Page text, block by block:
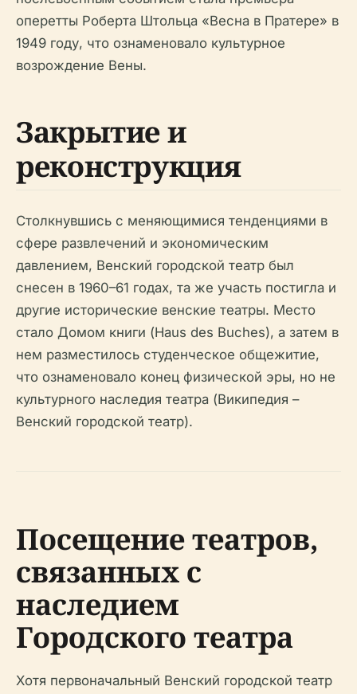
оперетты Роберта Штольца «Весна в Пратере» в
1949 году, что ознаменовало культурное
возрождение Вены.
Закрытие и
реконструкция
Столкнувшись с меняющимися тенденциями в
сфере развлечений и экономическим
давлением, Венский городской театр был
снесен в 1960–61 годах, та же участь постигла и
другие исторические венские театры. Место
стало Домом книги (Haus des Buches), а затем в
нем разместилось студенческое общежитие,
что ознаменовало конец физической эры, но не
культурного наследия театра (Википедия –
Венский городской театр).
Посещение театров,
связанных с
наследием
Городского театра
Хотя первоначальный Венский городской театр